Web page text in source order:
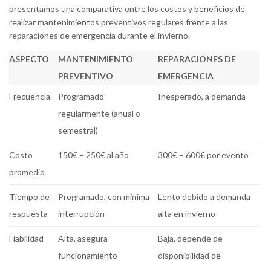
presentamos una comparativa entre los costos y beneficios de
realizar mantenimientos preventivos regulares frente a las
reparaciones de emergencia durante el invierno.
ASPECTO
MANTENIMIENTO
PREVENTIVO
REPARACIONES DE
EMERGENCIA
Frecuencia
Programado
regularmente (anual o
semestral)
Inesperado, a demanda
Costo
promedio
150€ – 250€ al año 300€ – 600€ por evento
Tiempo de
respuesta
Programado, con mínima
interrupción
Lento debido a demanda
alta en invierno
Fiabilidad
Alta, asegura
funcionamiento
Baja, depende de
disponibilidad de